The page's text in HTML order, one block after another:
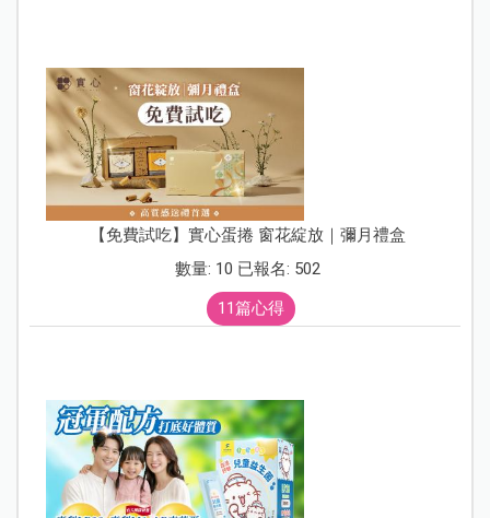
【免費試吃】實心蛋捲 窗花綻放｜彌月禮盒
數量: 10 已報名: 502
11篇心得